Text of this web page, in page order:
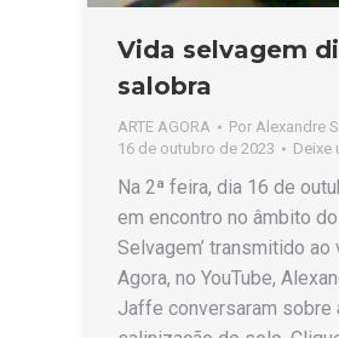
Vida selvagem
salobra
ARTE AGORA Por Alexandre
16 de outubro de 2023
Deixe
Na 2ª feira, dia 16 de
em encontro no âmbito do
Selvagem’ transmitido
Agora, no YouTube,
Jaffe conversaram sobre